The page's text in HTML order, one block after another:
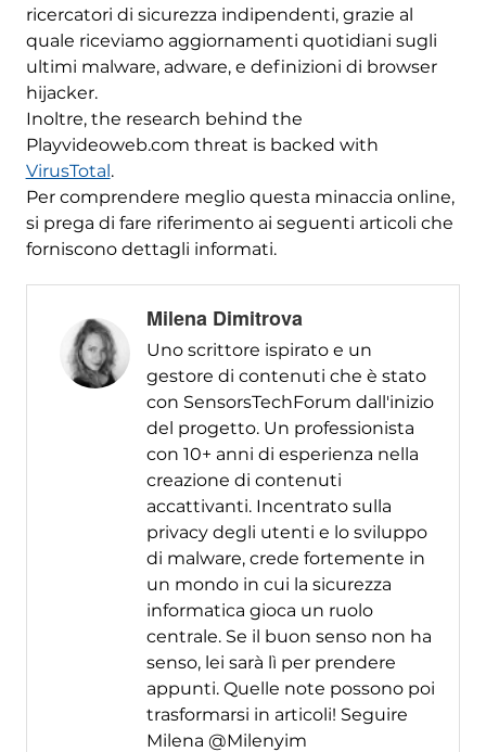
ricercatori di sicurezza indipendenti, grazie al
quale riceviamo aggiornamenti quotidiani sugli
ultimi malware, adware, e definizioni di browser
hijacker.
Inoltre, the research behind the
Playvideoweb.com threat is backed with
VirusTotal.
Per comprendere meglio questa minaccia online,
si prega di fare riferimento ai seguenti articoli che
forniscono dettagli informati.
Milena Dimitrova
Uno scrittore ispirato e un
gestore di contenuti che è stato
con SensorsTechForum dall'inizio
del progetto. Un professionista
con 10+ anni di esperienza nella
creazione di contenuti
accattivanti. Incentrato sulla
privacy degli utenti e lo sviluppo
di malware, crede fortemente in
un mondo in cui la sicurezza
informatica gioca un ruolo
centrale. Se il buon senso non ha
senso, lei sarà lì per prendere
appunti. Quelle note possono poi
trasformarsi in articoli! Seguire
Milena @Milenyim